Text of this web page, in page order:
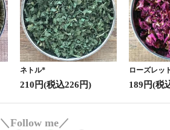
ネトル*
210円(税込226円)
ローズレッ
189円(税
＼Follow me／